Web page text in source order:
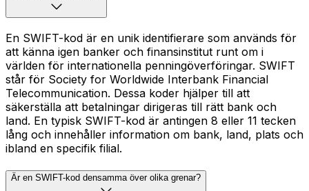
En SWIFT-kod är en unik identifierare som används för
att känna igen banker och finansinstitut runt om i
världen för internationella penningöverföringar. SWIFT
står för Society for Worldwide Interbank Financial
Telecommunication. Dessa koder hjälper till att
säkerställa att betalningar dirigeras till rätt bank och
land. En typisk SWIFT-kod är antingen 8 eller 11 tecken
lång och innehåller information om bank, land, plats och
ibland en specifik filial.
Är en SWIFT-kod densamma över olika grenar?